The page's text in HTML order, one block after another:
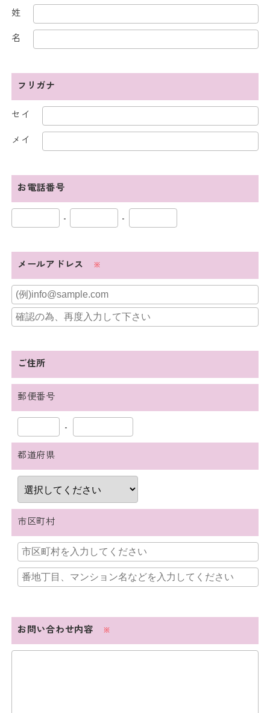
姓
名
フリガナ
セイ
メイ
お電話番号
- -
メールアドレス ※
ご住所
郵便番号
-
都道府県
市区町村
お問い合わせ内容 ※